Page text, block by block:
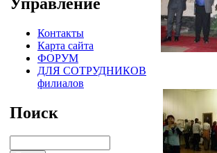
Контакты
Карта сайта
ФОРУМ
ДЛЯ СОТРУДНИКОВ
филиалов
Поиск